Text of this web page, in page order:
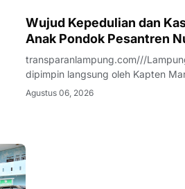
Wujud Kepedulian dan
Anak Pondok Pesantren
transparanlampung.com///
dipimpin langsung oleh Kapten
beaserta Ketua dan anggota
Agustus 06, 2026